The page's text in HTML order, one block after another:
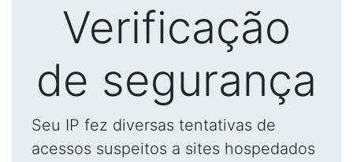
Verificação
de segurança
Seu IP fez diversas tentativas de
acessos suspeitos a sites hospedados